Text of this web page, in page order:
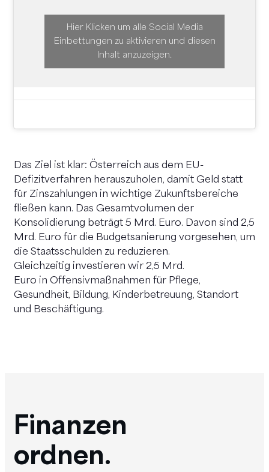
Hier Klicken um alle Social Media
Einbettungen zu aktivieren und diesen
Inhalt anzuzeigen.
Das Ziel ist klar: Österreich aus dem EU-
Defizitverfahren herauszuholen, damit Geld statt
für Zinszahlungen in wichtige Zukunftsbereiche
fließen kann. Das Gesamtvolumen der
Konsolidierung beträgt 5 Mrd. Euro. Davon sind 2,5
Mrd. Euro für die Budgetsanierung vorgesehen, um
die Staatsschulden zu reduzieren.
Gleichzeitig investieren wir 2,5 Mrd.
Euro in Offensivmaßnahmen für Pflege,
Gesundheit, Bildung, Kinderbetreuung, Standort
und Beschäftigung.
Finanzen
ordnen.